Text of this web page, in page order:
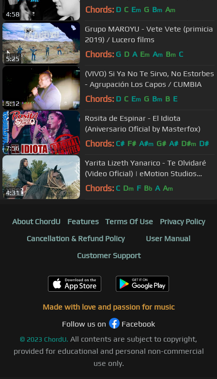
4:58
Agrupación Kavali
Chords: D C Em G Bm Am
5:25
Grupo MAROYU - Vete Vete (primicia
2019) / Lucero films
Chords: G D A Em Am Bm C
5:12
(VIVO) Si Ya No Te Sirvo, No Estorbes
- Agrupación Los Capos / CUMBIA
Chords: D C Em G Bm B E
7:56
Rosita de Espinar - El Idiota
(Aniversario Oficial by Masterfox)
Chords: C# F# A#m G# A# D#m D#
4:31
Yarita Lizeth Yanarico - Te Olvidaré
(Video Oficial) | eMotion Studios
2019
Chords: C Dm F Bb A Am
About ChordU Features Terms Of Use
Privacy Policy
Cancellation & Refund Policy
User Manual
Customer Support
Made with love and passion for music
Follow us on
Facebook
© 2023 ChordU. All contents are subject to copyright,
provided for educational and personal non-commercial
use only.